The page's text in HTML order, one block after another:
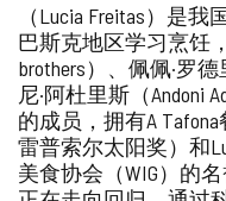
（Lucia Freitas）是
巴斯克地区学习烹饪
brothers）、佩佩·罗
尼·阿杜里斯（Andoni
的成员，拥有A
雷普索尔太阳奖）和
美食协会（WIG）的